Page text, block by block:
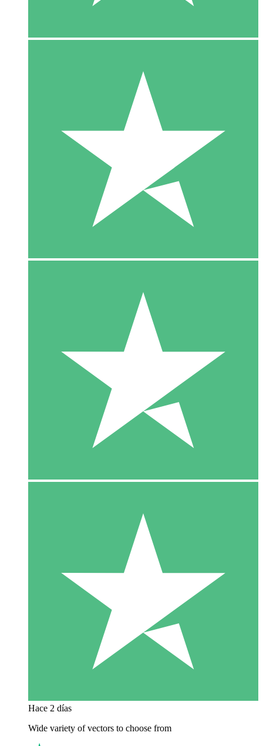
Hace 2 días
Wide variety of vectors to choose from